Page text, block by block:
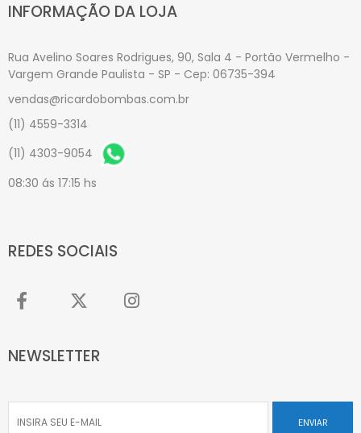
INFORMAÇÃO DA LOJA
Rua Avelino Soares Rodrigues, 90, Sala 4 - Portão Vermelho -
Vargem Grande Paulista - SP - Cep: 06735-394
vendas@ricardobombas.com.br
(11) 4559-3314
(11) 4303-9054
08:30 ás 17:15 hs
REDES SOCIAIS
NEWSLETTER
ENVIAR